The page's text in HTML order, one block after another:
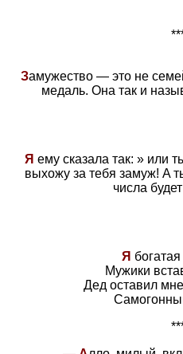
Замужество — это не
медаль. Она так и
Я ему сказала так: » или
выхожу за тебя замуж! A
числа
Я
Мужики
Дед оставил